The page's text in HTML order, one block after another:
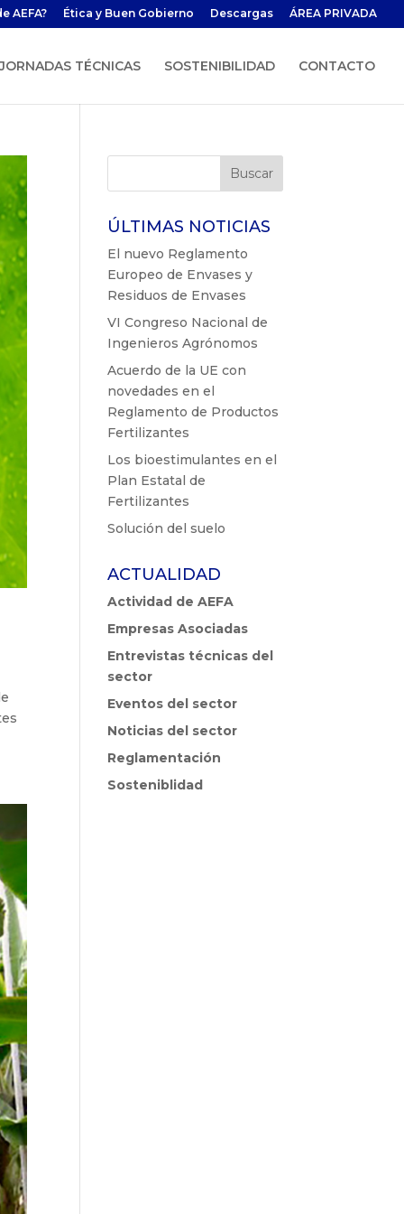
AEFA? Ética y Buen Gobierno Descargas ÁREA PRIVADA
JORNADAS TÉCNICAS SOSTENIBILIDAD CONTACTO
ÚLTIMAS NOTICIAS
El nuevo Reglamento
Europeo de Envases y
Residuos de Envases
VI Congreso Nacional de
Ingenieros Agrónomos
Acuerdo de la UE con
novedades en el
Reglamento de Productos
Fertilizantes
Los bioestimulantes en el
Plan Estatal de
Fertilizantes
Solución del suelo
ACTUALIDAD
Actividad de AEFA
Empresas Asociadas
Entrevistas técnicas del
sector
Eventos del sector
Noticias del sector
Reglamentación
Sosteniblidad